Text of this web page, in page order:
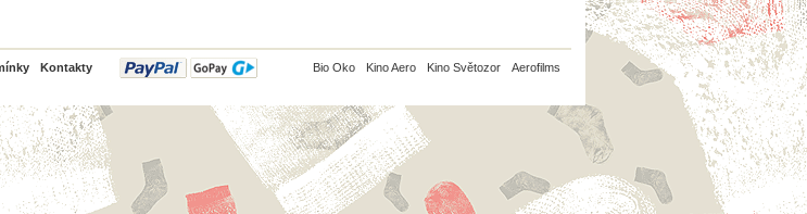
Kontakty Bio Oko Kino Aero Kino Světozor Aerofilms